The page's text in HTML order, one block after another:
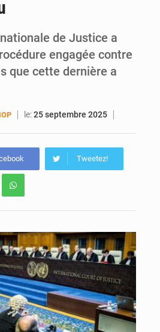
Blanchisseries à Bamako : la traçabilité du linge en question
de Justice a
engagée contre
que cette dernière a
le:25 septembre 2025
Tweetez!